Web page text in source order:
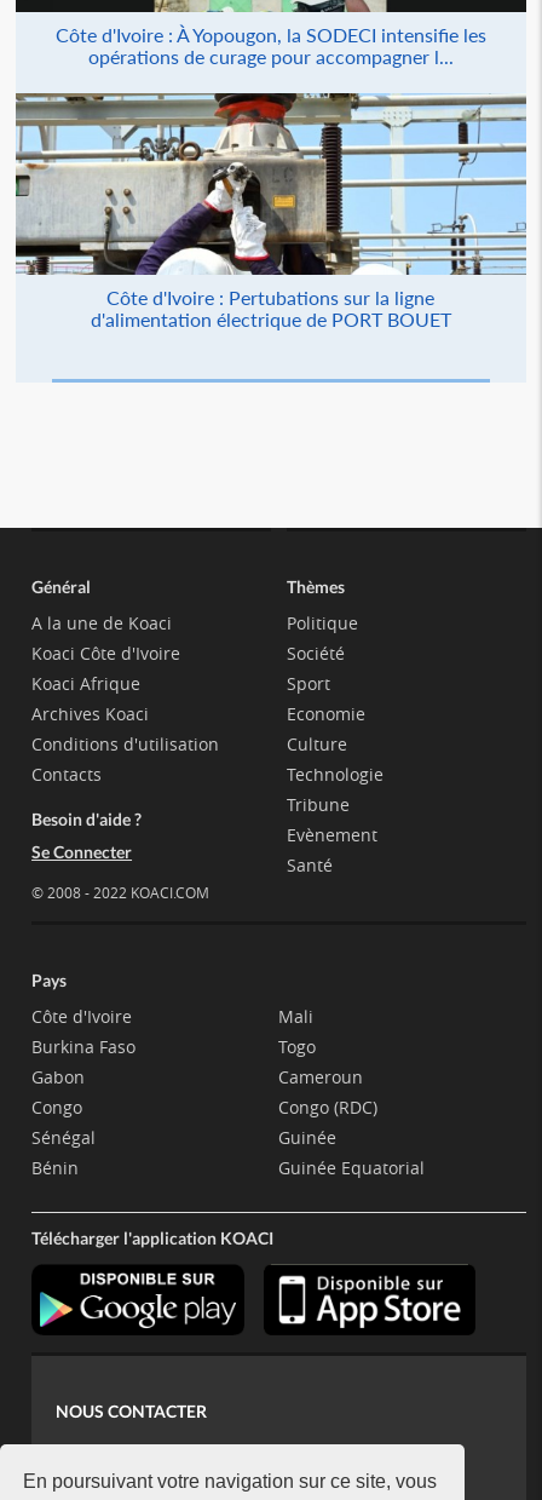
En poursuivant votre navigation sur ce site, vous
Côte d'Ivoire : À Yopougon, la SODECI intensifie les
opérations de curage pour accompagner l...
Côte d'Ivoire : Pertubations sur la ligne
d'alimentation électrique de PORT BOUET
Général
A la une de Koaci
Koaci Côte d'Ivoire
Koaci Afrique
Archives Koaci
Conditions d'utilisation
Contacts
Besoin d'aide ?
Se Connecter
© 2008 - 2022 KOACI.COM
Thèmes
Politique
Société
Sport
Economie
Culture
Technologie
Tribune
Evènement
Santé
Pays
Côte d'Ivoire
Burkina Faso
Gabon
Congo
Sénégal
Bénin
Mali
Togo
Cameroun
Congo (RDC)
Guinée
Guinée Equatorial
Télécharger l'application KOACI
NOUS CONTACTER
koaci@yahoo.fr